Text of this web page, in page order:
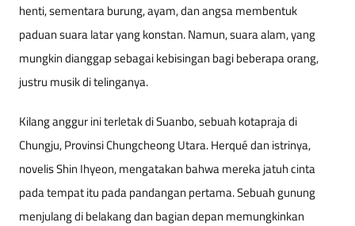
henti, sementara burung, ayam, dan angsa membentuk
paduan suara latar yang konstan. Namun, suara alam, yang
mungkin dianggap sebagai kebisingan bagi beberapa orang,
justru musik di telinganya.
Kilang anggur ini terletak di Suanbo, sebuah kotapraja di
Chungju, Provinsi Chungcheong Utara. Herqué dan istrinya,
novelis Shin Ihyeon, mengatakan bahwa mereka jatuh cinta
pada tempat itu pada pandangan pertama. Sebuah gunung
menjulang di belakang dan bagian depan memungkinkan